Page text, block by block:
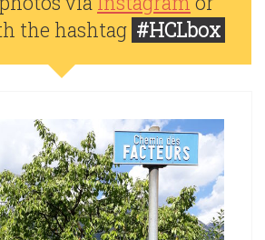
the hashtag #HCLbox